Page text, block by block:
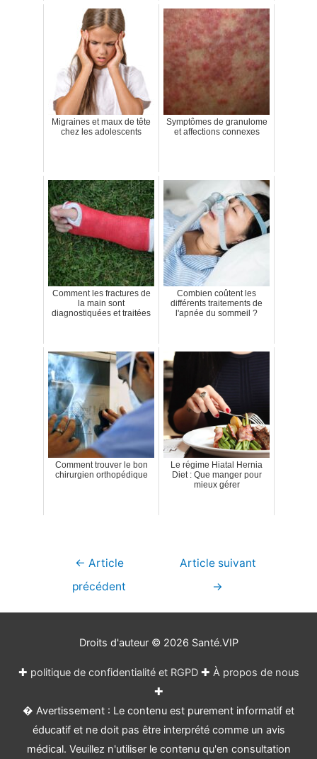
Migraines et maux de tête
chez les adolescents
Symptômes de granulome
et affections connexes
Comment les fractures de
la main sont
diagnostiquées et traitées
Combien coûtent les
différents traitements de
l'apnée du sommeil ?
Comment trouver le bon
chirurgien orthopédique
Le régime Hiatal Hernia
Diet : Que manger pour
mieux gérer
Navigation
← Article
précédent
Article suivant
→
Droits d'auteur © 2026 Santé.VIP
✚ politique de confidentialité et RGPD✚ À propos de nous
✚
� Avertissement : Le contenu est purement informatif et
éducatif et ne doit pas être interprété comme un avis
médical. Veuillez n'utiliser le contenu qu'en consultation